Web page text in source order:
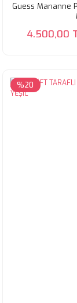
Guess Marıanne
4.500,00
%20